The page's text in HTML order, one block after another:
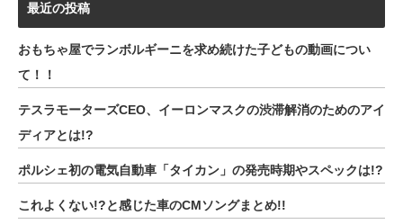
最近の投稿
おもちゃ屋でランボルギーニを求め続けた子どもの動画につい
て！！
テスラモーターズCEO、イーロンマスクの渋滞解消のためのアイ
ディアとは!?
ポルシェ初の電気自動車「タイカン」の発売時期やスペックは!?
これよくない!?と感じた車のCMソングまとめ!!